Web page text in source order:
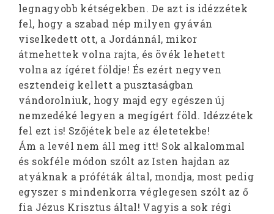
legnagyobb kétségekben. De azt is idézzétek
fel, hogy a szabad nép milyen gyáván
viselkedett ott, a Jordánnál, mikor
átmehettek volna rajta, és övék lehetett
volna az ígéret földje! És ezért negyven
esztendeig kellett a pusztaságban
vándorolniuk, hogy majd egy egészen új
nemzedéké legyen a megígért föld. Idézzétek
fel ezt is! Szőjétek bele az életetekbe!
Ám a levél nem áll meg itt! Sok alkalommal
és sokféle módon szólt az Isten hajdan az
atyáknak a próféták által, mondja, most pedig
egyszer s mindenkorra véglegesen szólt az ő
fia Jézus Krisztus által! Vagyis a sok régi